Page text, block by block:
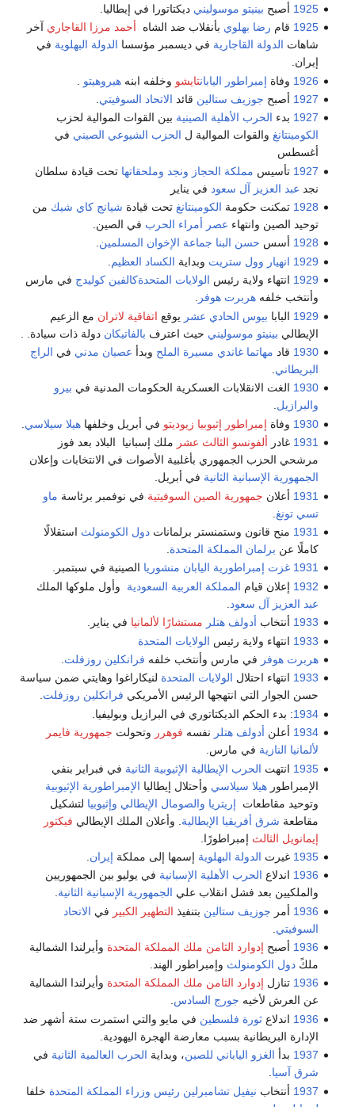
1925 أصبح بينيتو موسوليني ديكتاتورا في إيطاليا.
1925 قام رضا بهلوي بأنقلاب ضد الشاه أحمد مرزا القاجاري آخر
شاهات الدولة القاجارية في ديسمبر مؤسسا الدولة البهلوية في
إيران.
1926 وفاة إمبراطور اليابانتايشو وخلفه ابنههيروهيتو
1927 أصبح جوزيف ستالين قائد الاتحاد السوفيتي
1927 بدء الحرب الأهلية الصينية بين القوات الموالية لحزب
الكومينتانغ والقوات الموالية ل الحزب الشيوعي الصيني في
أغسطس
1927 تأسيس مملكة الحجاز ونجد وملحقاتها تحت قيادة سلطان
نجد عبد العزيز آل سعود في يناير
1928 تمكنت حكومة الكومينتانغ تحت قيادة شيانج كاي شيك من
توحيد الصين وانتهاء عصر أمراء الحرب في الصين.
1928 أسس حسن البنا جماعة الإخوان المسلمين.
1929 انهيار وول ستريت وبداية الكساد العظيم
1929 انتهاء ولاية رئيس الولايات المتحدةكالفين كوليدج في مارس
وأنتخب خلفههربرت هوفر .
1929 البابا بيوس الحادي عشر يوقع اتفاقية لاتران مع الزعيم
الإيطالي بينيتو موسوليني حيث اعترف بالفاتيكان دولة ذات سيادة. .
1930 قاد مهاتما غاندي مسيرة الملح وبدأ عصيان مدني في الراج
البريطاني
1930 الغت الانقلابات العسكرية الحكومات المدنية في بيرو
والبرازيل.
1930 وفاة إمبراطور إثيوبيا زيوديتو في أبريل وخلفهاهيلا سيلاسي
1931 غادر ألفونسو الثالث عشر ملك إسبانيا البلاد بعد فوز
مرشحي الحزب الجمهوري بأغلبية الأصوات في الانتخابات وإعلان
الجمهورية الإسبانية الثانية في أبريل.
1931 أعلان جمهورية الصين السوفيتية في نوفمبر برئاسة ماو
تسي تونغ
1931 منح قانون وستمنستر برلماناتدول الكومنولث استقلالًا
كاملًا عن برلمان المملكة المتحدة
1931 غزت إمبراطورية اليابان منشوريا الصينية في سبتمبر.
1932 إعلان قيام المملكة العربية السعودية وأول ملوكها الملك
عبد العزيز آل سعود
1933 أنتخاب أدولف هتلر مستشارًا لألمانيا في يناير.
1933 انتهاء ولاية رئيس الولايات المتحدة
هربرت هوفر في مارس وأنتخب خلفه فرانكلين روزفلت
1933 انتهاء احتلال الولايات المتحدة لنيكاراغوا وهايتي ضمن سياسة
حسن الجوار التي انتهجها الرئيس الأمريكي فرانكلين روزفلت.
1934: بدء الحكم الديكتاتوري في البرازيل وبوليفيا.
1934 أعلن أدولف هتلر نفسه فوهرر وتحولت جمهورية فايمر
لألمانيا النازية في مارس.
1935 انتهت الحرب الإيطالية الإثيوبية الثانية في فبراير بنفي
الإمبراطورهيلا سيلاسي وأحتلال إيطاليا الإمبراطورية الإثيوبية
وتوحيد مقاطعات إريتريا والصومال الإيطالي وإثيوبيا لتشكيل
مقاطعة شرق أفريقيا الإيطالية . وأعلان الملك الإيطالي فيكتور
إيمانويل الثالث إمبراطورًا.
1935 غيرت الدولة البهلوية إسمها إلى مملكة إيران
1936 اندلاع الحرب الأهلية الإسبانية في يوليو بين الجمهوريين
والملكيين بعد فشل انقلاب علي الجمهورية الإسبانية الثانية.
1936 أمر جوزيف ستالين بتنفيذ التطهير الكبير في الاتحاد
السوفيتي
1936 أصبح إدوارد الثامن ملك المملكة المتحدة وأيرلندا الشمالية
ملكًدول الكومنولث وإمبراطور الهند.
1936 تنازل إدوارد الثامن ملك المملكة المتحدة وأيرلندا الشمالية
عن العرش لأخيه جورج السادس.
1936 اندلاعثورة فلسطين في مايو والتي استمرت ستة أشهر ضد
الإدارة البريطانية بسبب معارضة الهجرة اليهودية.
1937 بدأ الغزو الياباني للصين، وبداية الحرب العالمية الثانية في
شرق آسيا.
1937 أنتخاب نيفيل تشامبرلين رئيس وزراء المملكة المتحدة خلفا